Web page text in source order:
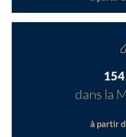
dans la
à partir